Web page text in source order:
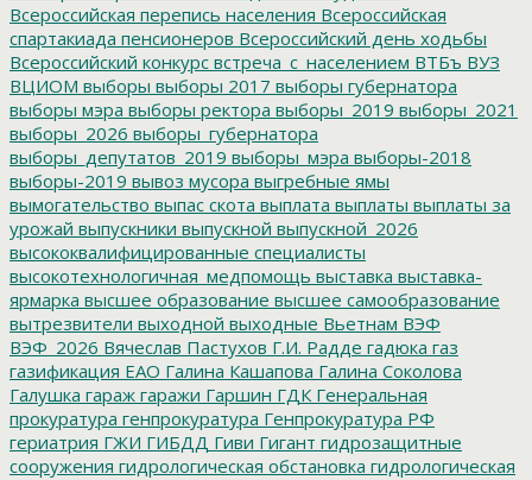
Всероссийская перепись населения Всероссийская
спартакиада пенсионеров Всероссийский день ходьбы
Всероссийский конкурс встреча_с_населением ВТБъ ВУЗ
ВЦИОМ выборы выборы 2017 выборы губернатора
выборы мэра выборы ректора выборы_2019 выборы_2021
выборы_2026 выборы_губернатора
выборы_депутатов_2019 выборы_мэра выборы-2018
выборы-2019 вывоз мусора выгребные ямы
вымогательство выпас скота выплата выплаты выплаты за
урожай выпускники выпускной выпускной_2026
высококвалифицированные специалисты
высокотехнологичная_медпомощь выставка выставка-
ярмарка высшее образование высшее самообразование
вытрезвители выходной выходные Вьетнам ВЭФ
ВЭФ_2026 Вячеслав Пастухов Г.И. Радде гадюка газ
газификация ЕАО Галина Кашапова Галина Соколова
Галушка гараж гаражи Гаршин ГДК Генеральная
прокуратура генпрокуратура Генпрокуратура РФ
гериатрия ГЖИ ГИБДД Гиви Гигант гидрозащитные
сооружения гидрологическая обстановка гидрологическая